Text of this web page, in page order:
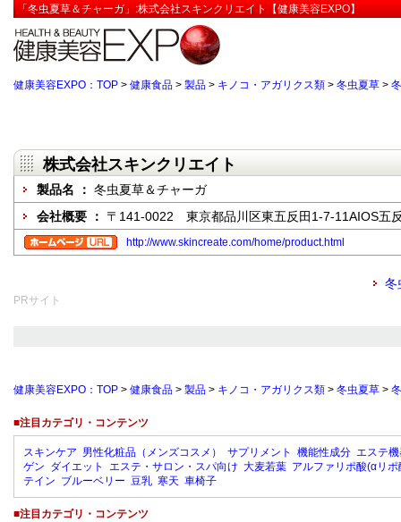
「冬虫夏草＆チャーガ」:株式会社スキンクリエイト【健康美容EXPO】
健康美容EXPO：TOP > 健康食品 > 製品 > キノコ・アガリクス類 > 冬虫夏草 >
株式会社スキンクリエイト
製品名 ： 冬虫夏草＆チャーガ
会社概要 ： 〒141-0022 東京都品川区東五反田1-7-11AIOS五
http://www.skincreate.com/home/product.html
冬
PRサイト
健康美容EXPO：TOP > 健康食品 > 製品 > キノコ・アガリクス類 > 冬虫夏草 >
■注目カテゴリ・コンテンツ
スキンケア 男性化粧品（メンズコスメ） サプリメント 機能性成分 エステ
ゲン ダイエット エステ・サロン・スパ向け 大麦若葉 アルファリポ酸(αリポ
テイン ブルーベリー 豆乳 寒天 車椅子
■注目カテゴリ・コンテンツ